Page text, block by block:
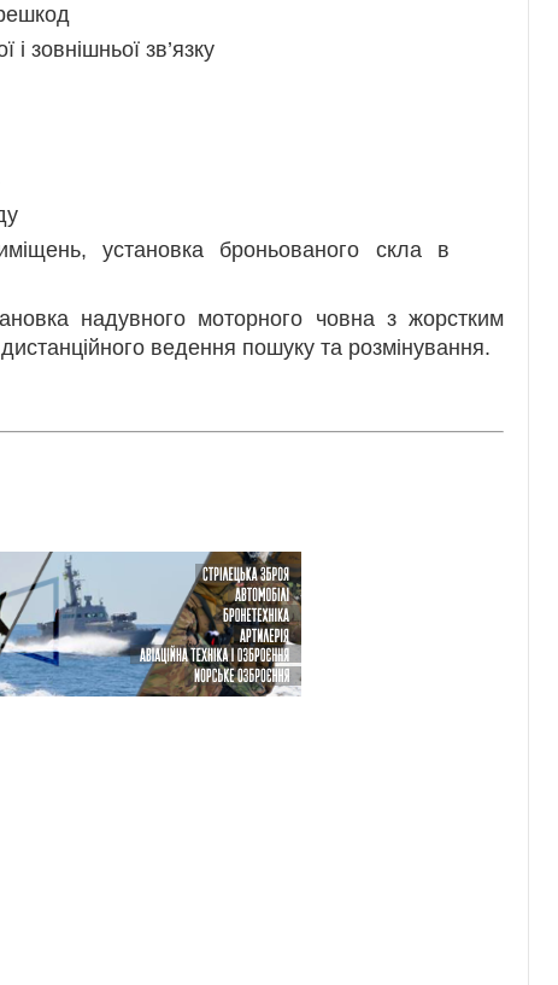
і зовнішньої зв’язку
установка броньованого скла в
надувного моторного човна з жорстким
ведення пошуку та розмінування.